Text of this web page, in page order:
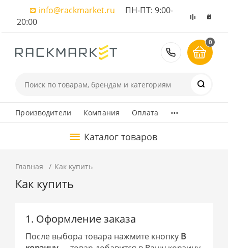
info@rackmarket.ru ПН-ПТ: 9:00-
20:00
8 (495)
0
Производители Компания Оплата ...
Каталог товаров
Главная Как купить
Как купить
1. Оформление заказа
После выбора товара нажмите кнопку В